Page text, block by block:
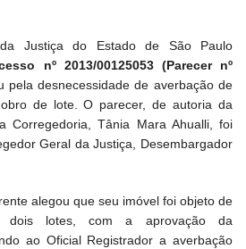
Justiça do Estado de São Paulo
nº 2013/00125053 (Parecer nº
pela desnecessidade de averbação de
de lote. O parecer, de autoria da
Corregedoria, Tânia Mara Ahualli, foi
Geral da Justiça, Desembargador
alegou que seu imóvel foi objeto de
dois lotes, com a aprovação da
ao Oficial Registrador a averbação